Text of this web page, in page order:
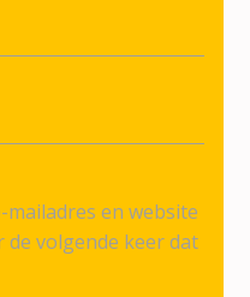
mailadres en website
de volgende keer dat